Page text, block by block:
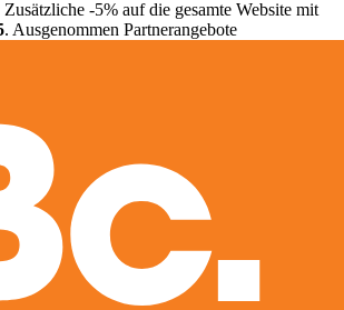
-5% auf die gesamte Website mit
. Ausgenommen Partnerangebote